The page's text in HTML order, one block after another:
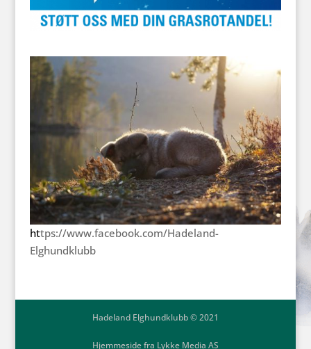
https://www.facebook.com/Hadeland-
Elghundklubb
Hadeland Elghundklubb © 2021
Hjemmeside fra Lykke Media AS